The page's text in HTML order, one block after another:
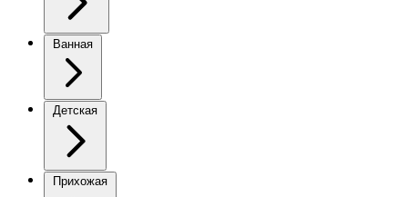
Ванная
Детская
Прихожая